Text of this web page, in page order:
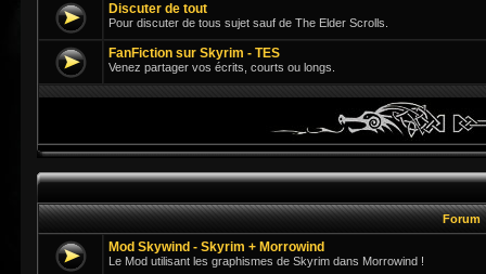
Discuter de tout
Pour discuter de tous sujet sauf de The Elder Scrolls.
FanFiction sur Skyrim - TES
Venez partager vos écrits, courts ou longs.
Forum
Mod Skywind - Skyrim + Morrowind
Le Mod utilisant les graphismes de Skyrim dans Morrowind !